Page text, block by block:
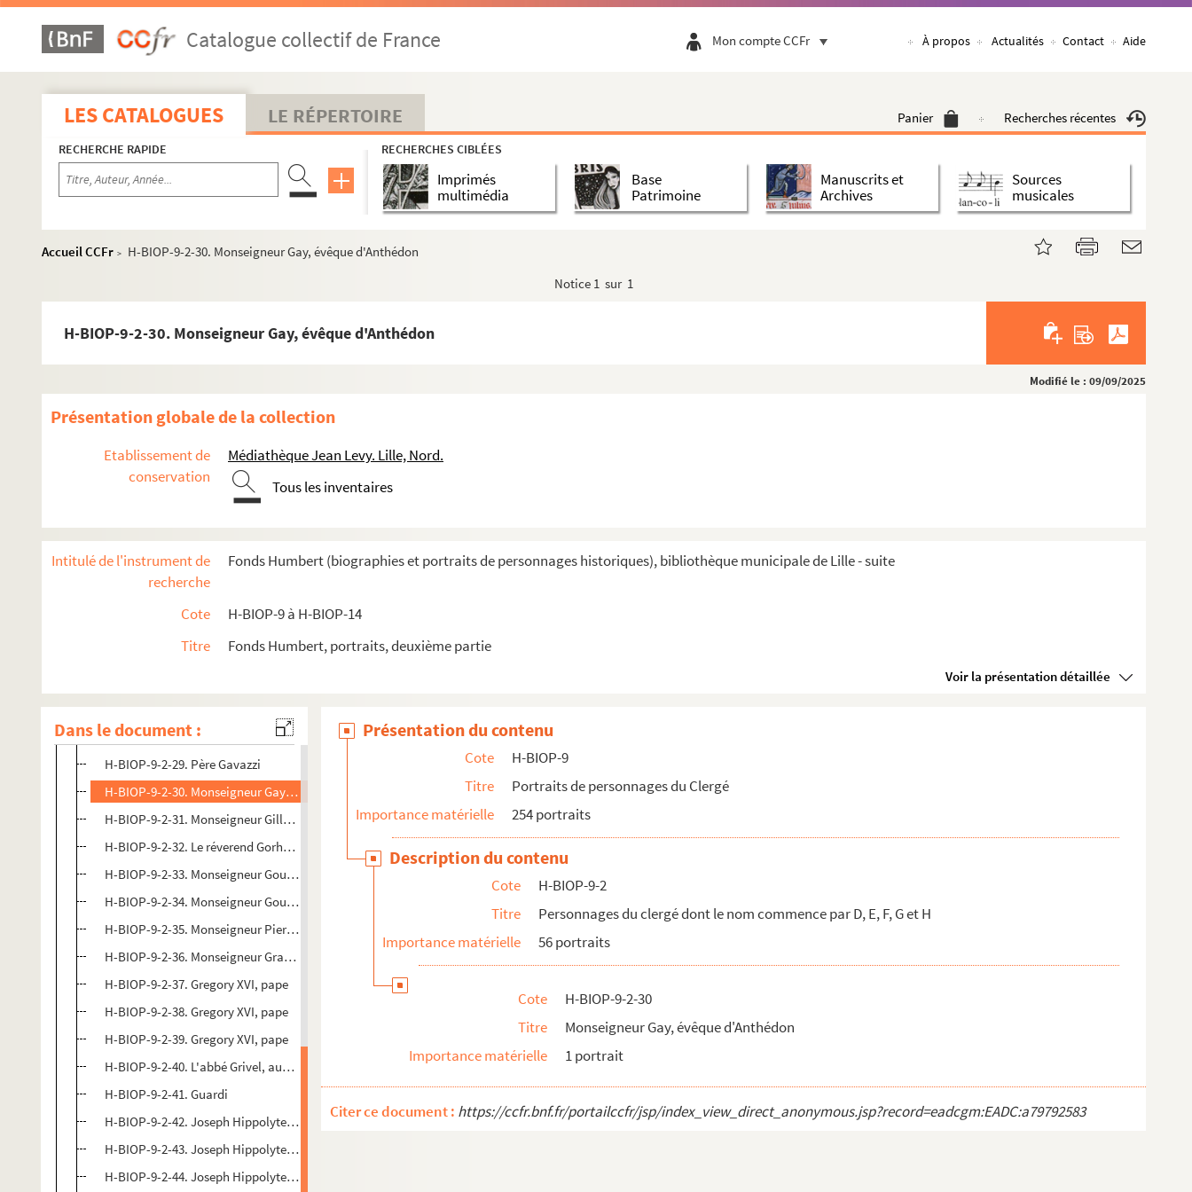
Catalogue collectif de France Mon compte CCFr À propos Actualités Contact Aide
LES CATALOGUES LE RÉPERTOIRE Panier Recherches récentes
RECHERCHE RAPIDE RECHERCHES CIBLÉES
Imprimés
multimédia
Base
Patrimoine
Manuscrits et
Archives
Sources
musicales
Accueil CCFr >
H-BIOP-9-2-30. Monseigneur Gay, évêque d'Anthédon
Notice 1 sur 1
H-BIOP-9-2-30. Monseigneur Gay, évêque d'Anthédon
Modifié le : 09/09/2025
Présentation globale de la collection
Etablissement de
conservation
Médiathèque Jean Levy. Lille, Nord.
Tous les inventaires
Intitulé de l'instrument de
recherche
Fonds Humbert (biographies et portraits de personnages historiques), bibliothèque municipale de Lille ​- suite
Cote
H-BIOP-9 à H-BIOP-14
Titre
Fonds Humbert, portraits, deuxième partie
Voir la présentation détaillée
Dans le document :
H-BIOP-9-2-3. L'abbé de l'Epée
H-BIOP-9-2-4. Frère Eugène Marie, directeur de l'institut agricole de Beauvais
H-BIOP-9-2-5. Monseigneur Pierre Frédéric Fallières
H-BIOP-9-2-6. Monseigneur Faurrie
H-BIOP-9-2-7. Monseigneur Amand Joseph Fava
H-BIOP-9-2-8. Monseigneur Amand Joseph Fava
H-BIOP-9-2-9. Monseigneur Fayet, évêque d'Orléans
H-BIOP-9-2-13. Cardinal Ferretti
H-BIOP-9-2-16. Monseigneur E. Flechier
H-BIOP-9-2-18. Monseigneur Forcade
H-BIOP-9-2-19. Le cardinal Foulon, archevêque de Lyon
H-BIOP-9-2-21. Monseigneur Freppel
H-BIOP-9-2-22. Monseigneur Freppel
H-BIOP-9-2-25. Docteur Fulford, évêque de Montréal
H-BIOP-9-2-27. L'abbé Garnier
H-BIOP-9-2-28. Monseigneur Noël Mathieu Victor Marie Gaussail, évêque d'Oran
H-BIOP-9-2-29. Père Gavazzi
H-BIOP-9-2-30. Monseigneur Gay, évêque d'Anthédon
H-BIOP-9-2-31. Monseigneur Gilly, évêque de Nimes
H-BIOP-9-2-32. Le réverend Gorham
H-BIOP-9-2-33. Monseigneur Gousset, archevêque de Reims
H-BIOP-9-2-34. Monseigneur Gouthe-Soulard, archevêque d'Aix
H-BIOP-9-2-35. Monseigneur Pierre Antoine Paul Goux, évêque de Versailles
H-BIOP-9-2-36. Monseigneur Grandin
H-BIOP-9-2-37. Gregory XVI, pape
H-BIOP-9-2-38. Gregory XVI, pape
H-BIOP-9-2-39. Gregory XVI, pape
H-BIOP-9-2-40. L'abbé Grivel, aumonier de la Chambre des Pairs
H-BIOP-9-2-41. Guardi
H-BIOP-9-2-42. Joseph Hippolyte, cardinal Guibert, archevêque de Paris
H-BIOP-9-2-43. Joseph Hippolyte, cardinal Guibert, archevêque de Paris
H-BIOP-9-2-44. Joseph Hippolyte, cardinal Guibert, archevêque de Paris
Présentation du contenu
Cote
H-BIOP-9
Titre
Portraits de personnages du Clergé
Importance matérielle
254 portraits
Description du contenu
Cote
H-BIOP-9-2
Titre
Personnages du clergé dont le nom commence par D, E, F, G et H
Importance matérielle
56 portraits
Cote
H-BIOP-9-2-30
Titre
Monseigneur Gay, évêque d'Anthédon
Importance matérielle
1 portrait
Citer ce document : https://ccfr.bnf.fr/portailccfr/jsp/index_view_direct_anonymous.jsp?record=eadcgm:EADC:a79792583